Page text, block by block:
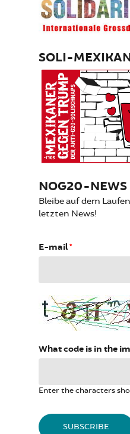
SOLI-
NOG20-NEWS
Bleibe auf dem
letzten News!
E-mail*
What code is in the
Enter the characters